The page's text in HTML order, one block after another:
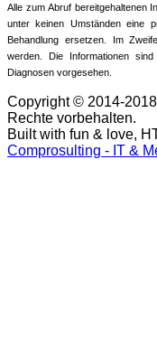
Alle zum Abruf bereitgehaltenen
unter keinen Umständen eine
Behandlung ersetzen. Im
werden. Die Informationen
Diagnosen vorgesehen.
Copyright © 2014-2018
Rechte vorbehalten.
Built with fun & love,
Comprosulting - IT &